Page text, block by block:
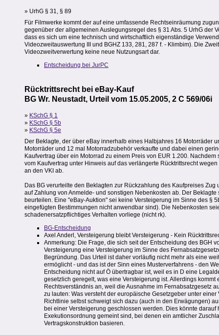
» UrhG § 31, § 89
Für Filmwerke kommt der auf eine umfassende Rechtseinräumung
gegenüber der allgemeinen Auslegungsregel des § 31 Abs. 5 UrhG der
dass es sich um eine technisch und wirtschaftlich eigenständige
Videozweitauswertung III und BGHZ 133, 281, 287 f. - Klimbim). Die
Videozweitverwertung keine neue Nutzungsart dar.
Entscheidung bei JurPC
Rücktrittsrecht bei eBay-Kauf
BG Wr. Neustadt, Urteil vom 15.05.2005, 2 C 569/06i
» KSchG § 1
» KSchG § 5b
» KSchG § 5e
Der Beklagte, der über eBay innerhalb eines Halbjahres 16 Motorräder
Motorräder und 12 mal Motorradzubehör verkaufte und dabei einen
Kaufvertrag über ein Motorrad zu einem Preis von EUR 1.200.
vom Kaufvertrag unter Hinweis auf das verlängerte Rücktrittsrecht
an den VKI ab.
Das BG verurteilte den Beklagten zur Rückzahlung des Kaufpreises
auf Zahlung von Anmelde- und sonstigen Nebenkosten ab. Der
beurteilen. Eine "eBay-Auktion" sei keine Versteigerung im Sinne des §
eingefügten Bestimmungen nicht anwendbar sind). Die Nebenkosten
schadenersatzpflichtiges Verhalten vorliege (nicht rk).
BG-Entscheidung
Axel Anderl, Versteigerung bleibt Versteigerung - Kein
Anmerkung: Die Frage, die sich seit der Entscheidung des BGH
Versteigerung eine Versteigerung im Sinne des
Begründung. Das Urteil ist daher vorläufig nicht mehr als eine
ermöglicht - und das ist der Sinn eines Musterverfahrens - den
Entscheidung nicht auf Ö übertragbar ist, weil es in D eine
gesetzlich geregelt, was eine Versteigerung ist. Allerdings
Rechtsverständnis an, weil die Ausnahme im Fernabsatzgesetz
zu lauten: Was versteht der europäische Gesetzgeber unter
Richtlinie selbst schweigt sich dazu (auch in den Erwägungen)
bei einer Versteigerung geschlossen werden. Dies könnte
Exekutionsordnung gemeint sind, bei denen ein amtlicher
Vertragskonstruktion basieren.